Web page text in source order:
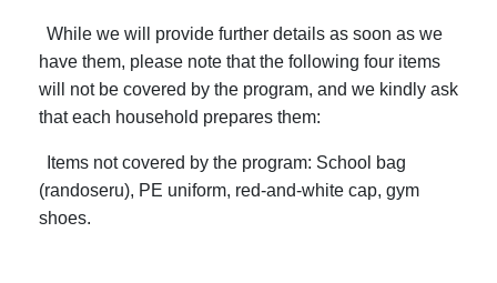
While we will provide further details as soon as we
have them, please note that the following four items
will not be covered by the program, and we kindly ask
that each household prepares them:
Items not covered by the program: School bag
(randoseru), PE uniform, red-and-white cap, gym
shoes.